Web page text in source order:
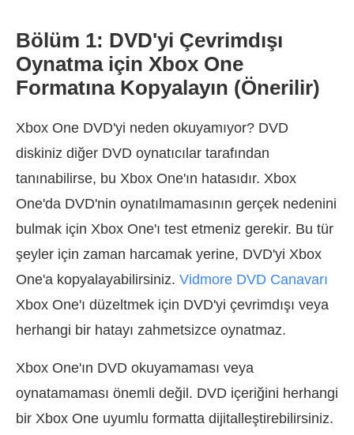
Bölüm 1: DVD'yi Çevrimdışı
Oynatma için Xbox One
Formatına Kopyalayın (Önerilir)
Xbox One DVD'yi neden okuyamıyor? DVD
diskiniz diğer DVD oynatıcılar tarafından
tanınabilirse, bu Xbox One'ın hatasıdır. Xbox
One'da DVD'nin oynatılmamasının gerçek nedenini
bulmak için Xbox One'ı test etmeniz gerekir. Bu tür
şeyler için zaman harcamak yerine, DVD'yi Xbox
One'a kopyalayabilirsiniz. Vidmore DVD Canavarı
Xbox One'ı düzeltmek için DVD'yi çevrimdışı veya
herhangi bir hatayı zahmetsizce oynatmaz.
Xbox One'ın DVD okuyamaması veya
oynatamaması önemli değil. DVD içeriğini herhangi
bir Xbox One uyumlu formatta dijitalleştirebilirsiniz.